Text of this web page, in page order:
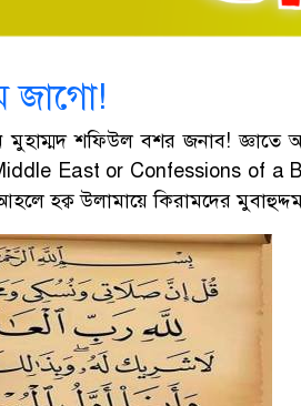
জাগো!
মুহাম্মদ শফিউল বশর জনাব! জ্ঞাতে
East or Confessions of a
হক্ব উলামায়ে কিরামদের